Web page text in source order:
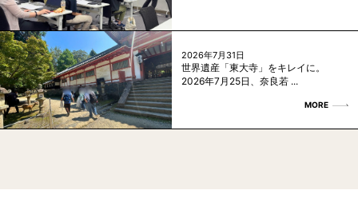
2026年7月31日
世界遺産「東大寺」をキレイに。
2026年7月25日、奈良若 ...
MORE